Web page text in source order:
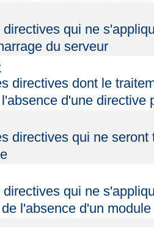
qui ne
du serveur
directives dont le
d'une directive
directives qui ne
qui ne
l'absence d'un